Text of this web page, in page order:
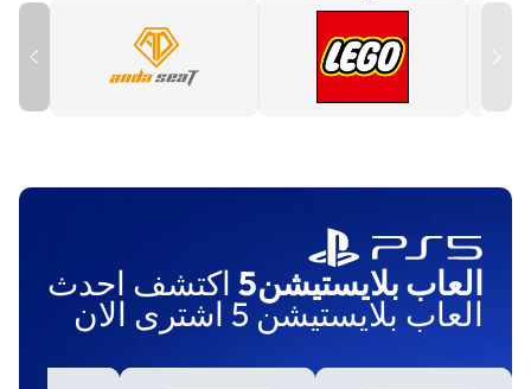
العاب بلايستيشن5 اكتشف احدث
العاب بلايستيشن 5 اشترى الان